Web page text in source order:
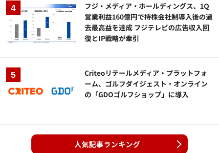
フジ・メディア・ホールディングス、1Q
営業利益160億円で持株会社制導入後の過
去最高益を達成 フジテレビの広告収入回
復とIP戦略が牽引
Criteoリテールメディア・プラットフォ
ーム、ゴルフダイジェスト・オンライン
の「GDOゴルフショップ」に導入
人気記事ランキング